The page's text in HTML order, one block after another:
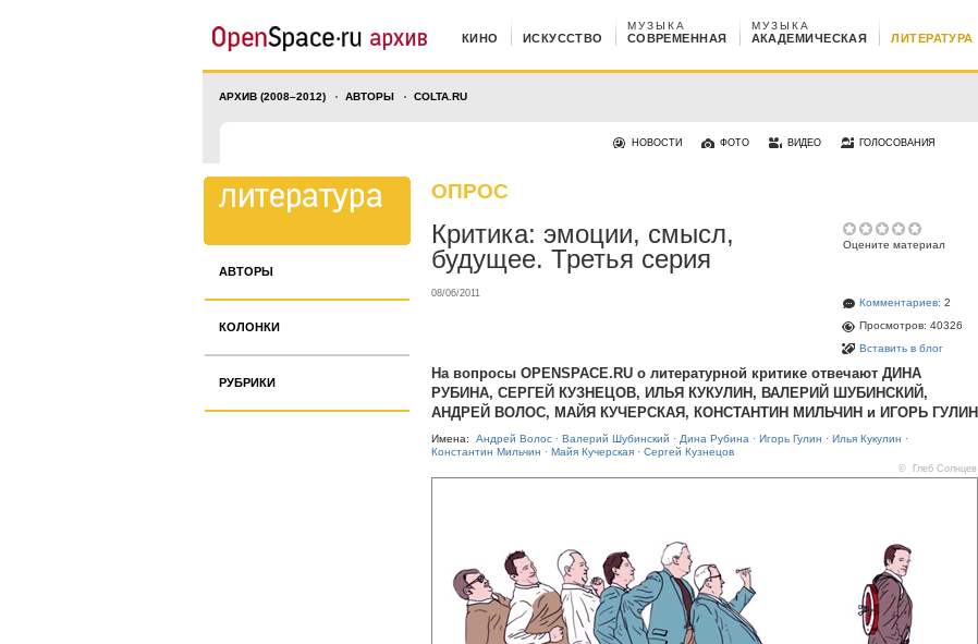
КИНО ИСКУССТВО СОВРЕМЕННАЯ
МУЗЫКА
АКАДЕМИЧЕСКАЯ
МУЗЫКА
ЛИТЕРАТУРА
АРХИВ (2008–2012) АВТОРЫ COLTA.RU
НОВОСТИ ФОТО ВИДЕО ГОЛОСОВАНИЯ
АВТОРЫ
КОЛОНКИ
РУБРИКИ
ОПРОС
Оцените материал
Комментариев: 2
Просмотров: 40326
Вставить в блог
Критика: эмоции, смысл,
будущее. Третья серия
08/06/2011
На вопросы OPENSPACE.RU о литературной критике отвечают ДИНА
РУБИНА, СЕРГЕЙ КУЗНЕЦОВ, ИЛЬЯ КУКУЛИН, ВАЛЕРИЙ ШУБИНСКИЙ,
АНДРЕЙ ВОЛОС, МАЙЯ КУЧЕРСКАЯ, КОНСТАНТИН МИЛЬЧИН и ИГОРЬ ГУЛИН
Имена: Андрей Волос · Валерий Шубинский · Дина Рубина · Игорь Гулин · Илья Кукулин ·
Константин Мильчин · Майя Кучерская · Сергей Кузнецов
© Глеб Солнцев